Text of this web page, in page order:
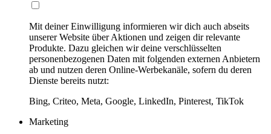
Mit deiner Einwilligung informieren wir dich auch abseits
unserer Website über Aktionen und zeigen dir relevante
Produkte. Dazu gleichen wir deine verschlüsselten
personenbezogenen Daten mit folgenden externen Anbietern
ab und nutzen deren Online-Werbekanäle, sofern du deren
Dienste bereits nutzt:
Bing, Criteo, Meta, Google, LinkedIn, Pinterest, TikTok
Marketing